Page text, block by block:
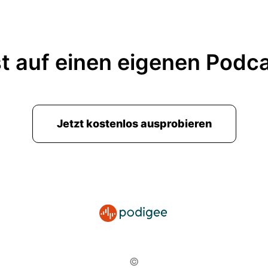
auf einen eigenen
Jetzt kostenlos ausprobieren
©